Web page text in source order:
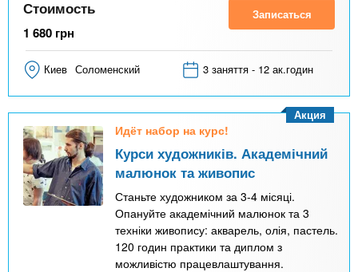
Стоимость
1 680 грн
Записаться
Киев Соломенский 3 заняття - 12 ак.годин
Идёт набор на курс!
Курси художників. Академічний
малюнок та живопис
Станьте художником за 3-4 місяці.
Опануйте академічний малюнок та 3
техніки живопису: акварель, олія, пастель.
120 годин практики та диплом з
можливістю працевлаштування.
Акция